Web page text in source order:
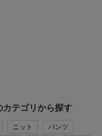
テゴリから探す
ニット
パンツ